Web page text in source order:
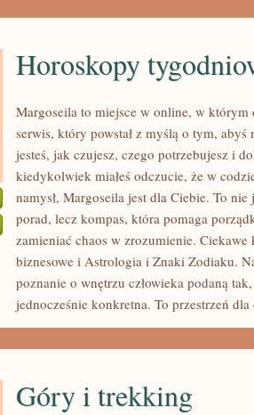
HOROSKOPY
TYGODNIOWE
Horoskopy
Margoseila to miejsce w online, w którym
serwis, który powstał z myślą o tym,
jesteś, jak czujesz, czego potrzebujesz i
kiedykolwiek miałeś odczucie, że w
namysł, Margoseila jest dla Ciebie. To
porad, lecz kompas, która pomaga
zamieniać chaos w zrozumienie.
biznesowe i Astrologia i Znaki Zodiaku.
poznanie o wnętrzu człowieka podaną
jednocześnie konkretna. To przestrzeń
Góry i trekking